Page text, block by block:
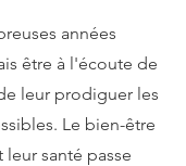
années
être à l'écoute de
leur prodiguer les
Le bien-être
santé passe